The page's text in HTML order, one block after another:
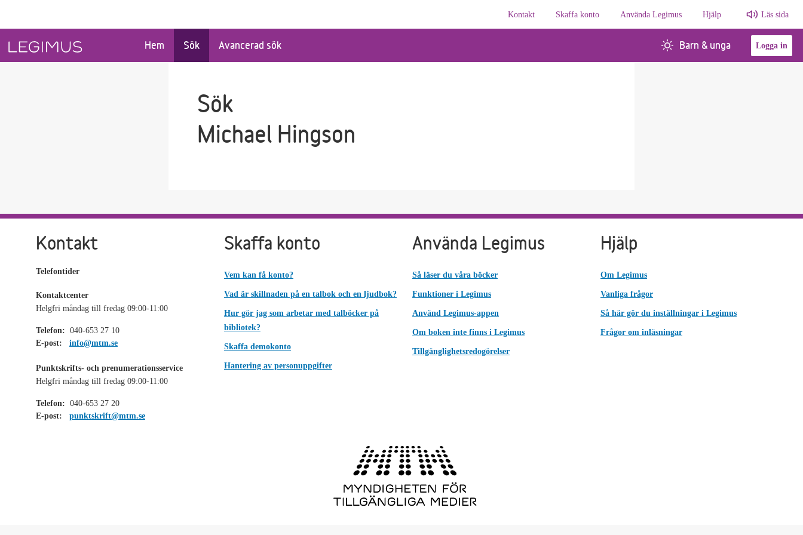
Kontakt
Skaffa konto Använda Legimus Hjälp Läs sida
Hem Sök Avancerad sök Barn & unga Logga in
Sök
Michael Hingson
Kontakt
Telefontider
Kontaktcenter
Helgfri måndag till fredag 09:00-11:00
Telefon: 040-653 27 10
E-post:
info@mtm.se
Punktskrifts- och prenumerationsservice
Helgfri måndag till fredag 09:00-11:00
Telefon: 040-653 27 20
E-post:
punktskrift@mtm.se
Skaffa konto
Vem kan få konto?
Vad är skillnaden på en talbok och en ljudbok?
Hur gör jag som arbetar med talböcker på
bibliotek?
Skaffa demokonto
Hantering av personuppgifter
Använda Legimus
Så läser du våra böcker
Funktioner i Legimus
Använd Legimus-appen
Om boken inte finns i Legimus
Tillgänglighetsredogörelser
Hjälp
Om Legimus
Vanliga frågor
Så här gör du inställningar i Legimus
Frågor om inläsningar